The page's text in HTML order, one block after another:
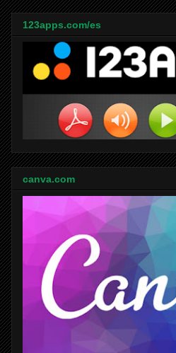
123apps.com/es
canva.com